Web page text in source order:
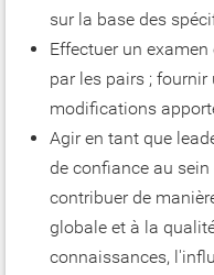
sur la base des
Effectuer un
par les pairs ;
modifications
Agir en tant que
de confiance au
contribuer de
globale et à la
connaissances,